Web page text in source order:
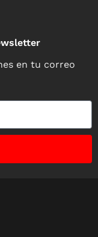
en tu correo